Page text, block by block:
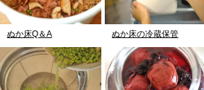
ぬか床Q＆A ぬか床の冷蔵保管